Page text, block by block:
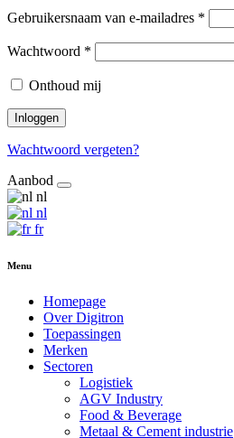
Gebruikersnaam van e-mailadres *
Wachtwoord *
Onthoud mij
Inloggen
Wachtwoord vergeten?
Aanbod
nl
nl
fr
Menu
Homepage
Over Digitron
Toepassingen
Merken
Sectoren
Logistiek
AGV Industry
Food & Beverage
Metaal & Cement industrie